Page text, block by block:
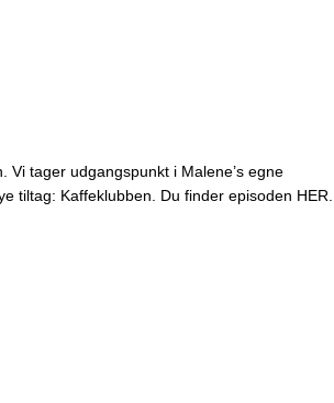
tager udgangspunkt i Malene’s egne
tiltag: Kaffeklubben. Du finder episoden HER.